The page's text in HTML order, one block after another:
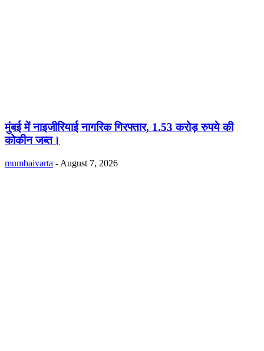
मुंबई में नाइजीरियाई नागरिक गिरफ्तार, 1.53 करोड़ रुपये की
कोकीन जब्त।
mumbaivarta - August 7, 2026